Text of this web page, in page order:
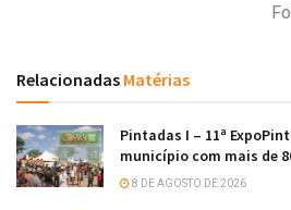
Relacionadas Matérias
Pintadas I – 11ª
município com mais de
8 DE AGOSTO DE 2026